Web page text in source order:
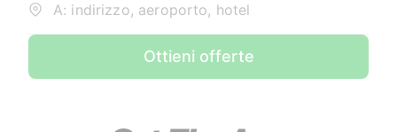
A: indirizzo, aeroporto, hotel
Ottieni offerte